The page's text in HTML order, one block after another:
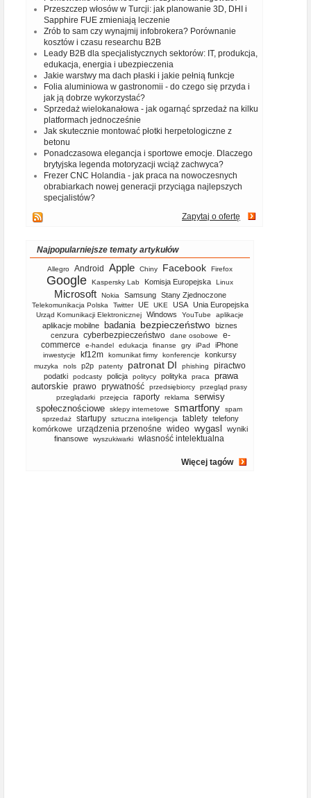
Przeszczep włosów w Turcji: jak planowanie 3D, DHI i
Sapphire FUE zmieniają leczenie
Zrób to sam czy wynajmij infobrokera? Porównanie
kosztów i czasu researchu B2B
Leady B2B dla specjalistycznych sektorów: IT, produkcja,
edukacja, energia i ubezpieczenia
Jakie warstwy ma dach płaski i jakie pełnią funkcje
Folia aluminiowa w gastronomii - do czego się przyda i
jak ją dobrze wykorzystać?
Sprzedaż wielokanałowa - jak ogarnąć sprzedaż na kilku
platformach jednocześnie
Jak skutecznie montować płotki herpetologiczne z
betonu
Ponadczasowa elegancja i sportowe emocje. Dlaczego
brytyjska legenda motoryzacji wciąż zachwyca?
Frezer CNC Holandia - jak praca na nowoczesnych
obrabiarkach nowej generacji przyciąga najlepszych
specjalistów?
Zapytaj o ofertę
Najpopularniejsze tematy artykułów
Allegro Android Apple Chiny Facebook Firefox
Google Kaspersky Lab Komisja Europejska Linux
Microsoft Nokia Samsung Stany Zjednoczone
Telekomunikacja Polska Twitter UE UKE USA Unia Europejska
Urząd Komunikacji Elektronicznej Windows YouTube aplikacje
aplikacje mobilne badania bezpieczeństwo biznes
cenzura cyberbezpieczeństwo dane osobowe
e-
commerce
e-handel edukacja finanse gry iPad iPhone
inwestycje kf12m komunikat firmy konferencje konkursy
muzyka nols p2p patenty patronat DI phishing piractwo
podatki podcasty policja politycy polityka praca
prawa
autorskie prawo prywatność przedsiębiorcy
przegląd prasy
przeglądarki
przejęcia raporty reklama
serwisy
społecznościowe
sklepy internetowe smartfony
spam
sprzedaż
startupy sztuczna inteligencja tablety telefony
komórkowe
urządzenia przenośne wideo wygasl
wyniki
finansowe
wyszukiwarki własność intelektualna
Więcej tagów